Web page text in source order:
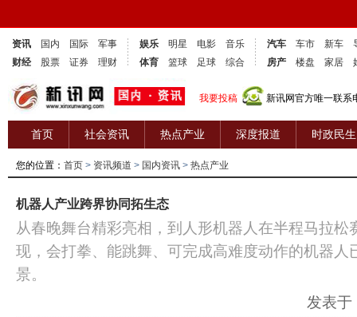
资讯 国内 国际
军事
财经
股票 证券 理财
娱乐 明星 电影
音乐
体育
篮球 足球 综合
汽车 车市 新车
房产
楼盘 家居
我要投稿 新讯网官方唯一联
首页 社会资讯 热点产业 深度报道 时政民生
您的位置： 首页 > 资讯频道 > 国内资讯 > 热点产业
机器人产业跨界协同拓生态
从春晚舞台精彩亮相，到人形机器人在半程马拉松
现，会打拳、能跳舞、可完成高难度动作的机器人
景。
发表